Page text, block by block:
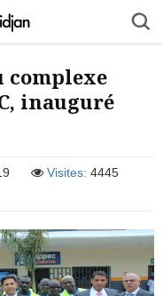
complexe
inauguré
Visites: 4445